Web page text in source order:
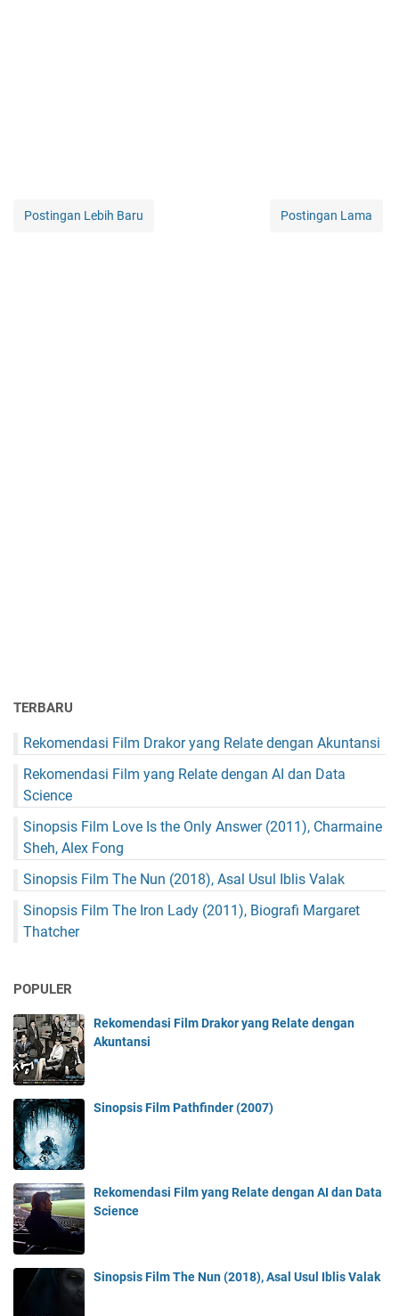
Postingan Lebih Baru Postingan Lama
TERBARU
Rekomendasi Film Drakor yang Relate dengan Akuntansi
Rekomendasi Film yang Relate dengan AI dan Data
Science
Sinopsis Film Love Is the Only Answer (2011), Charmaine
Sheh, Alex Fong
Sinopsis Film The Nun (2018), Asal Usul Iblis Valak
Sinopsis Film The Iron Lady (2011), Biografi Margaret
Thatcher
POPULER
Rekomendasi Film Drakor yang Relate dengan
Akuntansi
Sinopsis Film Pathfinder (2007)
Rekomendasi Film yang Relate dengan AI dan Data
Science
Sinopsis Film The Nun (2018), Asal Usul Iblis Valak